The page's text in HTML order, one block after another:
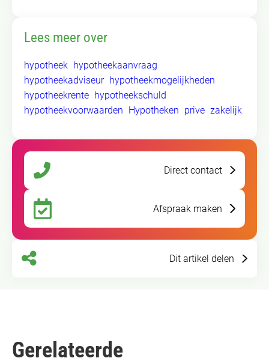
Lees meer over
hypotheek hypotheekaanvraag
hypotheekadviseur hypotheekmogelijkheden
hypotheekrente hypotheekschuld
hypotheekvoorwaarden Hypotheken prive zakelijk
Direct contact
Afspraak maken
Dit artikel delen
Gerelateerde